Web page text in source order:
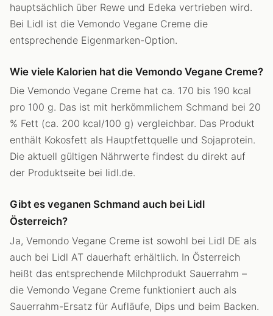
hauptsächlich über Rewe und Edeka vertrieben wird.
Bei Lidl ist die Vemondo Vegane Creme die
entsprechende Eigenmarken-Option.
Wie viele Kalorien hat die Vemondo Vegane Creme?
Die Vemondo Vegane Creme hat ca. 170 bis 190 kcal
pro 100 g. Das ist mit herkömmlichem Schmand bei 20
% Fett (ca. 200 kcal/100 g) vergleichbar. Das Produkt
enthält Kokosfett als Hauptfettquelle und Sojaprotein.
Die aktuell gültigen Nährwerte findest du direkt auf
der Produktseite bei lidl.de.
Gibt es veganen Schmand auch bei Lidl
Österreich?
Ja, Vemondo Vegane Creme ist sowohl bei Lidl DE als
auch bei Lidl AT dauerhaft erhältlich. In Österreich
heißt das entsprechende Milchprodukt Sauerrahm –
die Vemondo Vegane Creme funktioniert auch als
Sauerrahm-Ersatz für Aufläufe, Dips und beim Backen.